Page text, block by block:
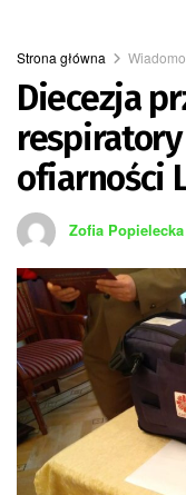
Strona główna
Diecezja
ofiarności
Zofia Popielecka